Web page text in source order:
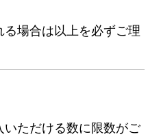
場合は以上を必ずご理
ただける数に限数がご